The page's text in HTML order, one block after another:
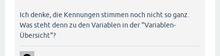
Ich denke, die Kennungen stimmen noch nicht so ganz.
Was steht denn zu den Variablen in der "Variablen-
Übersicht"?